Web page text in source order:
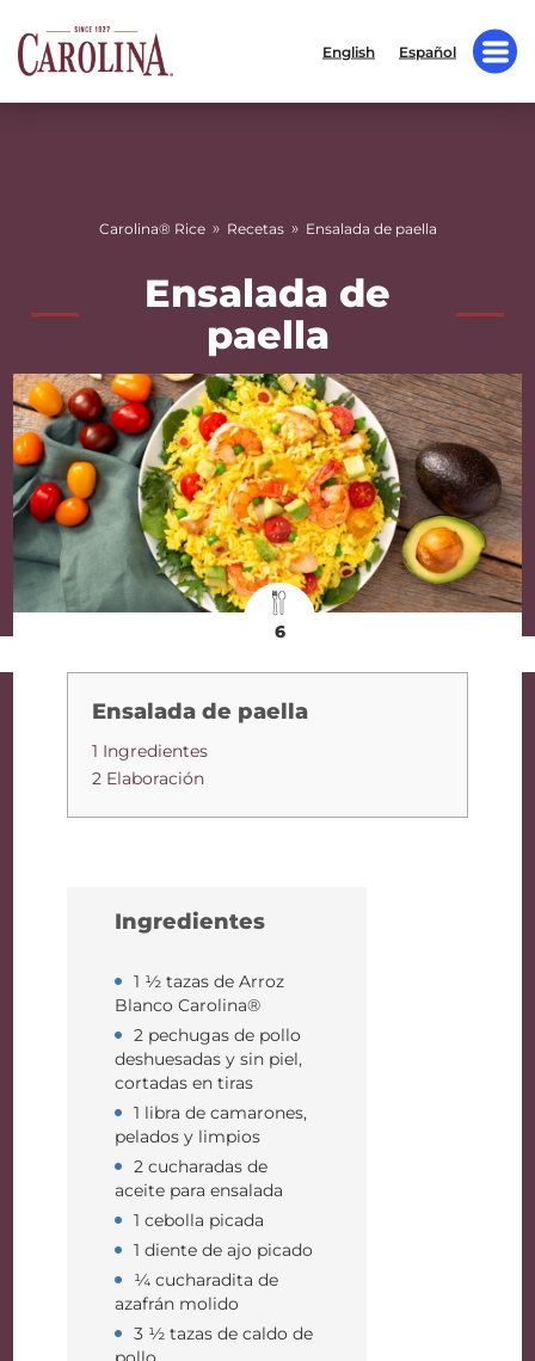
English Español
Carolina® Rice » Recetas » Ensalada de paella
Ensalada de
paella
6
Ensalada de paella
1 Ingredientes
2 Elaboración
Ingredientes
1 ½ tazas de Arroz
Blanco Carolina®
2 pechugas de pollo
deshuesadas y sin piel,
cortadas en tiras
1 libra de camarones,
pelados y limpios
2 cucharadas de
aceite para ensalada
1 cebolla picada
1 diente de ajo picado
¼ cucharadita de
azafrán molido
3 ½ tazas de caldo de